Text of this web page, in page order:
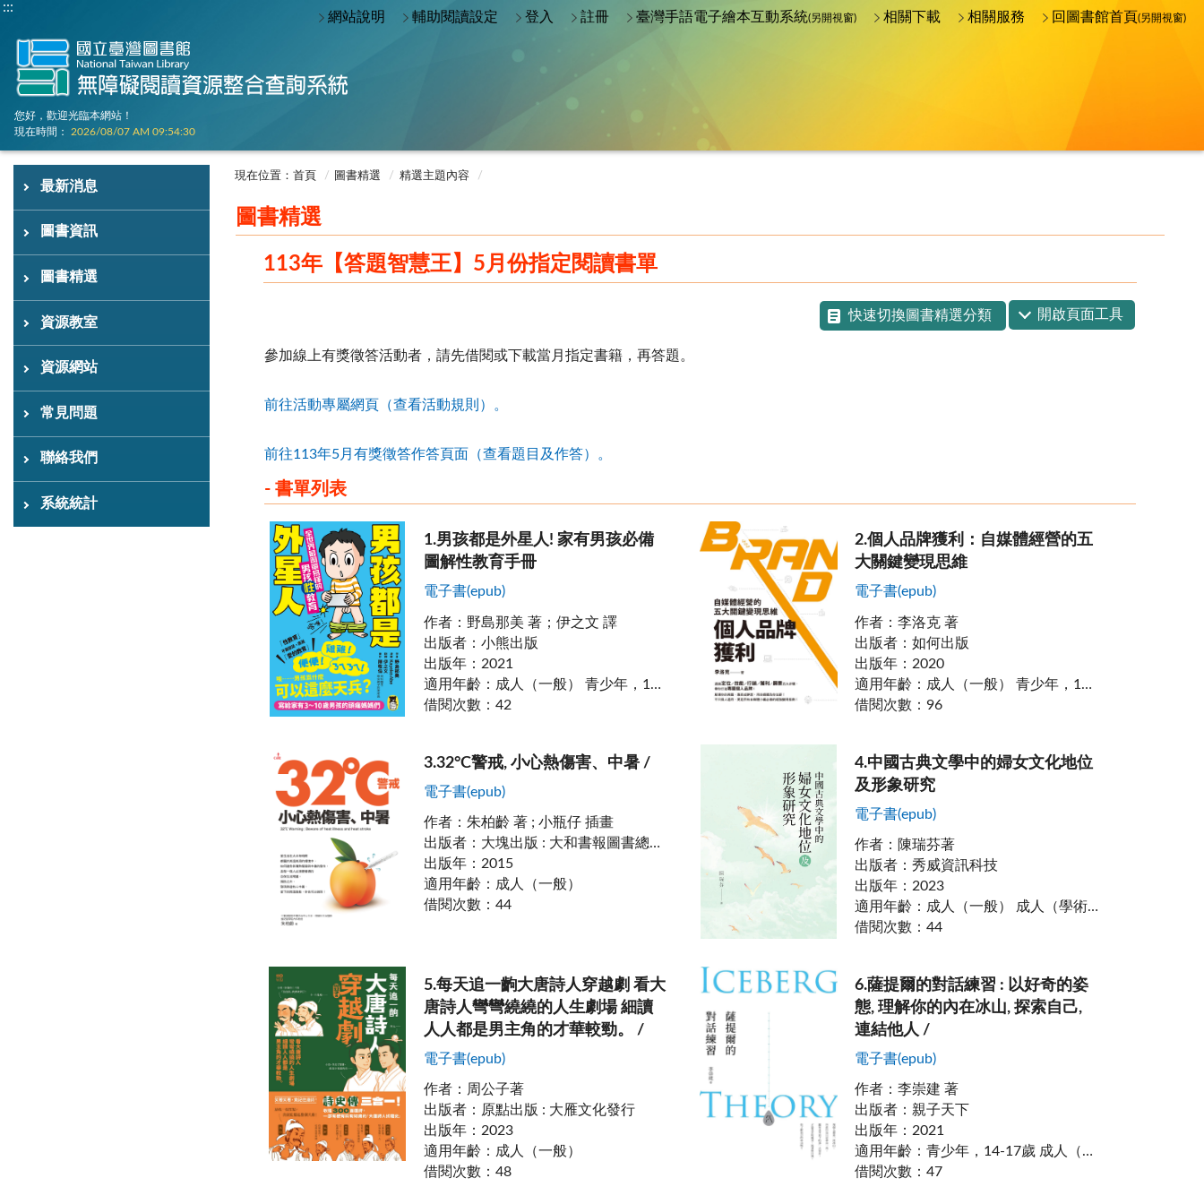
:::
網站說明 輔助閱讀設定 登入 註冊 臺灣手語電子繪本互動系統(另開視窗) 相關下載 相關服務 回圖書館首頁 (另開視窗)
您好，歡迎光臨本網站！
現在時間：
2026/08/07 AM 09:54:31
:::
最新消息
圖書資訊
圖書精選
資源教室
資源網站
常見問題
聯絡我們
系統統計
:::
現在位置：首頁 圖書精選 精選主題內容
圖書精選
113年【答題智慧王】5月份指定閱讀書單
快速切換圖書精選分類 開啟頁面工具
參加線上有獎徵答活動者，請先借閱或下載當月指定書籍，再答題。
前往活動專屬網頁（查看活動規則）。
前往113年5月有獎徵答作答頁面（查看題目及作答）。
- 書單列表
1.男孩都是外星人! 家有男孩必備
圖解性教育手冊
電子書(epub)
作者： 野島那美 著；伊之文 譯
出版者： 小熊出版
出版年： 2021
適用年齡： 成人（一般） 青少年，14-17歲 學齡兒童，9-13歲
借閱次數 ： 42
2.個人品牌獲利：自媒體經營的五
大關鍵變現思維
電子書(epub)
作者 ：李洛克 著
出版者 ：如何出版
出版年 ： 2020
適用年齡 ： 成人（一般） 青少年，14-17歲
借閱次數 ： 96
3.32°C警戒, 小心熱傷害、中暑 /
電子書(epub)
作者： 朱柏齡 著 ; 小瓶仔 插畫
出版者： 大塊出版 : 大和書報圖書總經銷
出版年： 2015
適用年齡： 成人（一般）
借閱次數 ： 44
4.中國古典文學中的婦女文化地位
及形象研究
電子書(epub)
作者 ： 陳瑞芬著
出版者 ：秀威資訊科技
出版年 ： 2023
適用年齡 ： 成人（一般） 成人（學術）
借閱次數 ：44
5.每天追一齣大唐詩人穿越劇 看大
唐詩人彎彎繞繞的人生劇場 細讀
人人都是男主角的才華較勁。 /
電子書(epub)
作者： 周公子著
出版者： 原點出版 : 大雁文化發行
出版年： 2023
適用年齡： 成人（一般）
借閱次數 ： 48
6.薩提爾的對話練習 : 以好奇的姿
態, 理解你的內在冰山, 探索自己,
連結他人 /
電子書(epub)
作者 ：李崇建 著
出版者 ： 親子天下
出版年 ： 2021
適用年齡 ：青少年，14-17歲 成人（一般） 樂齡，60歲以上
借閱次數 ：47